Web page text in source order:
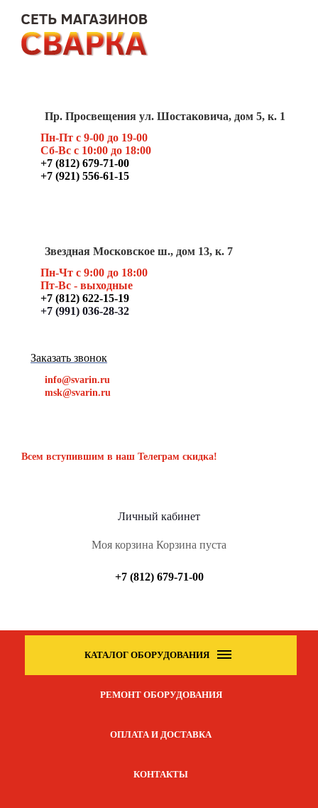
Пр. Просвещения ул. Шостаковича, дом 5, к. 1
Пн-Пт с 9-00 до 19-00
Сб-Вс с 10:00 до 18:00
+7 (812) 679-71-00
+7 (921) 556-61-15
Звездная Московское ш., дом 13, к. 7
Пн-Чт с 9:00 до 18:00
Пт-Вс - выходные
+7 (812) 622-15-19
+7 (991) 036-28-32
Заказать звонок
info@svarin.ru
msk@svarin.ru
Всем вступившим в наш Телеграм скидка!
Личный кабинет
Моя корзина Корзина пуста
+7 (812) 679-71-00
КАТАЛОГ ОБОРУДОВАНИЯ
РЕМОНТ ОБОРУДОВАНИЯ
ОПЛАТА И ДОСТАВКА
КОНТАКТЫ